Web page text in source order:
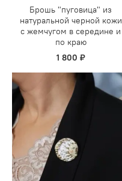
Брошь "пуговица" из
натуральной черной кожи
с жемчугом в середине и
по краю
1 800 ₽